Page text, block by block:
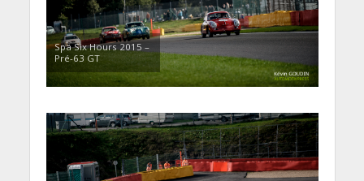
Spa Six Hours 2015 –
Pré-63 GT